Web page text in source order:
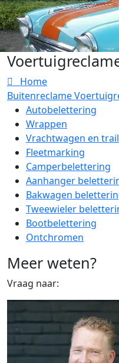
Home
Buitenreclame
Autobelettering
Wrappen
Vrachtwagen en
Fleetmarking
Camperbelettering
Aanhanger
Bakwagen
Tweewieler
Bootbelettering
Ontchromen
Meer weten?
Vraag naar: